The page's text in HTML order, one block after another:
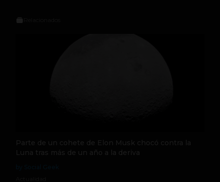
Parte de un cohete de Elon Musk chocó contra la
Luna tras más de un año a la deriva